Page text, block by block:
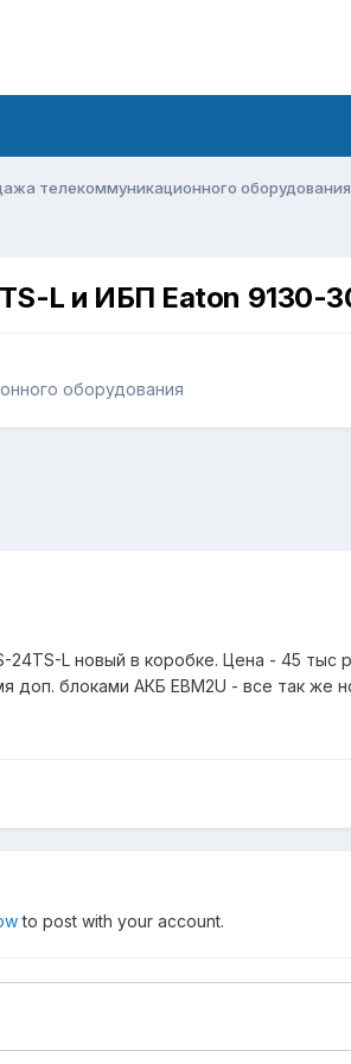
телекоммуникационного оборудования
L и ИБП Eaton 9130-
оборудования
24TS-L новый в коробке. Цена - 45 тыс
доп. блоками АКБ EBM2U - все так
to post with your account.